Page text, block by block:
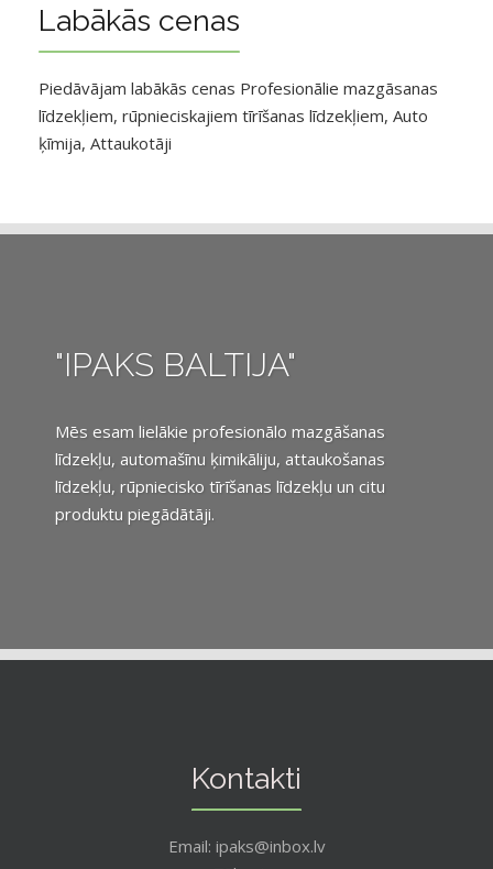
Labākās cenas
Piedāvājam labākās cenas Profesionālie mazgāsanas
līdzekļiem, rūpnieciskajiem tīrīšanas līdzekļiem, Auto
ķīmija, Attaukotāji
"IPAKS BALTIJA"
Mēs esam lielākie profesionālo mazgāšanas
līdzekļu, automašīnu ķimikāliju, attaukošanas
līdzekļu, rūpniecisko tīrīšanas līdzekļu un citu
produktu piegādātāji.
Kontakti
Email: ipaks@inbox.lv